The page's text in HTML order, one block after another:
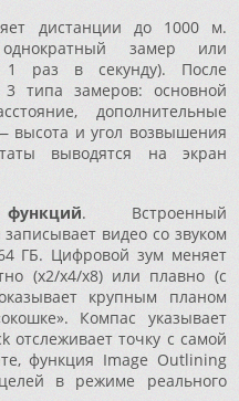
дистанции до 1000 м.
замер или
1 раз в секунду). После
типа замеров: основной
дополнительные
высота и угол возвышения
выводятся на экран
. Встроенный
видео со звуком
ГБ. Цифровой зум меняет
(x2/x4/x8) или плавно (с
крупным планом
Компас указывает
отслеживает точку с самой
функция Image Outlining
в режиме реального